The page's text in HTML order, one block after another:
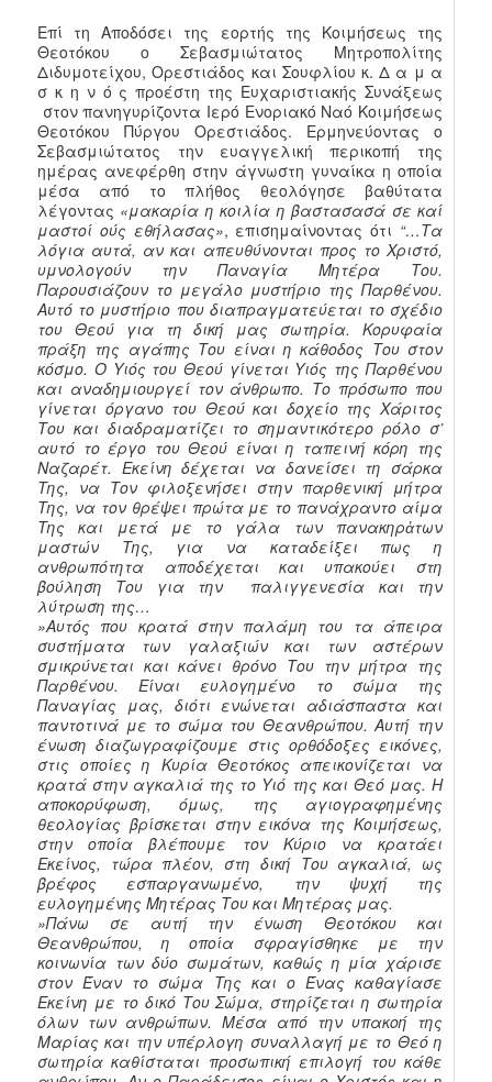
Επί τη Αποδόσει της εορτής της Κοιμήσεως της
Θεοτόκου ο Σεβασμιώτατος Μητροπολίτης
Διδυμοτείχου, Ορεστιάδος και Σουφλίου κ. Δ α μ α
σ κ η ν ό ς προέστη της Ευχαριστιακής Συνάξεως
στον πανηγυρίζοντα Ιερό Ενοριακό Ναό Κοιμήσεως
Θεοτόκου Πύργου Ορεστιάδος. Ερμηνεύοντας ο
Σεβασμιώτατος την ευαγγελική περικοπή της
ημέρας ανεφέρθη στην άγνωστη γυναίκα η οποία
μέσα από το πλήθος θεολόγησε βαθύτατα
λέγοντας «μακαρία η κοιλία η βαστασασά σε καί
μαστοί ούς εθήλασας», επισημαίνοντας ότι “…Τα
λόγια αυτά, αν και απευθύνονται προς το Χριστό,
υμνολογούν την Παναγία Μητέρα Του.
Παρουσιάζουν το μεγάλο μυστήριο της Παρθένου.
Αυτό το μυστήριο που διαπραγματεύεται το σχέδιο
του Θεού για τη δική μας σωτηρία. Κορυφαία
πράξη της αγάπης Του είναι η κάθοδος Του στον
κόσμο. Ο Υιός του Θεού γίνεται Υιός της Παρθένου
και αναδημιουργεί τον άνθρωπο. Το πρόσωπο που
γίνεται όργανο του Θεού και δοχείο της Χάριτος
Του και διαδραματίζει το σημαντικότερο ρόλο σ’
αυτό το έργο του Θεού είναι η ταπεινή κόρη της
Ναζαρέτ. Εκείνη δέχεται να δανείσει τη σάρκα
Της, να Τον φιλοξενήσει στην παρθενική μήτρα
Της, να τον θρέψει πρώτα με το πανάχραντο αίμα
Της και μετά με το γάλα των πανακηρἀτων
μαστών Της, για να καταδείξει πως η
ανθρωπότητα αποδέχεται και υπακούει στη
βούληση Του για την παλιγγενεσία και την
λύτρωση της…
»Αυτός που κρατά στην παλάμη του τα άπειρα
συστήματα των γαλαξιών και των αστέρων
σμικρύνεται και κάνει θρόνο Του την μήτρα της
Παρθένου. Είναι ευλογημένο το σώμα της
Παναγίας μας, διότι ενώνεται αδιάσπαστα και
παντοτινά με το σώμα του Θεανθρώπου. Αυτή την
ένωση διαζωγραφίζουμε στις ορθόδοξες εικόνες,
στις οποίες η Κυρία Θεοτόκος απεικονίζεται να
κρατά στην αγκαλιά της το Υιό της και Θεό μας. Η
αποκορύφωση, όμως, της αγιογραφημένης
θεολογίας βρίσκεται στην εικόνα της Κοιμήσεως,
στην οποία βλέπουμε τον Κύριο να κρατάει
Εκείνος, τώρα πλέον, στη δική Του αγκαλιά, ως
βρέφος εσπαργανωμένο, την ψυχή της
ευλογημένης Μητέρας Του και Μητέρας μας.
»Πάνω σε αυτή την ένωση Θεοτόκου και
Θεανθρώπου, η οποία σφραγίσθηκε με την
κοινωνία των δύο σωμάτων, καθώς η μία χάρισε
στον Έναν το σώμα Της και ο Ένας καθαγίασε
Εκείνη με το δικό Του Σώμα, στηρίζεται η σωτηρία
όλων των ανθρώπων. Μέσα από την υπακοή της
Μαρίας και την υπέρλογη συναλλαγή με το Θεό η
σωτηρία καθίσταται προσωπική επιλογή του κάθε